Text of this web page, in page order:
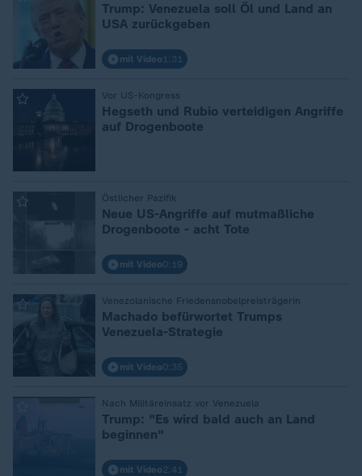
Trump: Venezuela soll Öl und Land an
USA zurückgeben
mit Video 1:31
Vor US-Kongress
Hegseth und Rubio verteidigen Angriffe
auf Drogenboote
Östlicher Pazifik
Neue US-Angriffe auf mutmaßliche
Drogenboote - acht Tote
mit Video0:19
Venezolanische Friedensnobelpreisträgerin
Machado befürwortet Trumps
Venezuela-Strategie
mit Video0:35
Nach Militäreinsatz vor Venezuela
Trump: "Es wird bald auch an Land
beginnen"
mit Video2:41